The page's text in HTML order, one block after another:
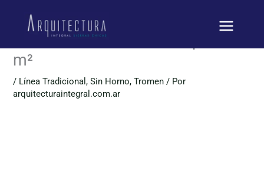
contenido
Tromen Tradicional 8.000
Calorías – Estufa a Leña para 90
m²
/ Línea Tradicional ,Sin Horno,Tromen / Por
arquitecturaintegral.com.ar